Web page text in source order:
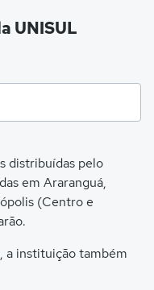
UNISUL
distribuídas pelo
em Araranguá,
(Centro e
a instituição também
ampliando o